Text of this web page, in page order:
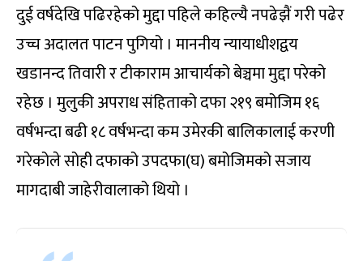
दुई वर्षदेखि पढिरहेको मुद्दा पहिले कहिल्यै नपढेझैं गरी पढेर
उच्च अदालत पाटन पुगियो । माननीय न्यायाधीशद्वय
खडानन्द तिवारी र टीकाराम आचार्यको बेञ्चमा मुद्दा परेको
रहेछ । मुलुकी अपराध संहिताको दफा २१९ बमोजिम १६
वर्षभन्दा बढी १८ वर्षभन्दा कम उमेरकी बालिकालाई करणी
गरेकोले सोही दफाको उपदफा(घ) बमोजिमको सजाय
मागदाबी जाहेरीवालाको थियो ।